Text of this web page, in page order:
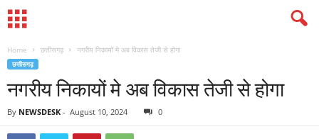
Home छत्तीसगढ़ नगरीय निकायों मे अब विकास तेजी से होगा
छत्तीसगढ़
नगरीय निकायों मे अब विकास तेजी से होगा
By NEWSDESK - August 10, 2024 0